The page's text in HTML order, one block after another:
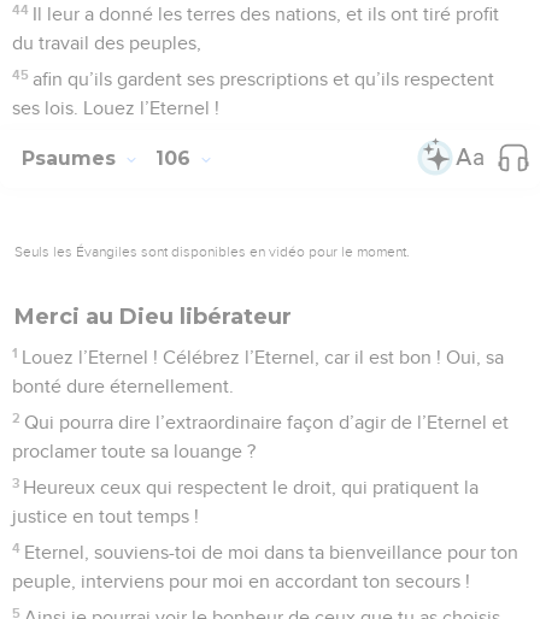
44 Il leur a donné les terres des nations, et ils ont tiré profit
du travail des peuples,
45 afin qu’ils gardent ses prescriptions et qu’ils respectent
ses lois. Louez l’Eternel !
Psaumes 106
Seuls les Évangiles sont disponibles en vidéo pour le moment.
Merci au Dieu libérateur
1 Louez l’Eternel ! Célébrez l’Eternel, car il est bon ! Oui, sa
bonté dure éternellement.
2 Qui pourra dire l’extraordinaire façon d’agir de l’Eternel et
proclamer toute sa louange ?
3 Heureux ceux qui respectent le droit, qui pratiquent la
justice en tout temps !
4 Eternel, souviens-toi de moi dans ta bienveillance pour ton
peuple, interviens pour moi en accordant ton secours !
5